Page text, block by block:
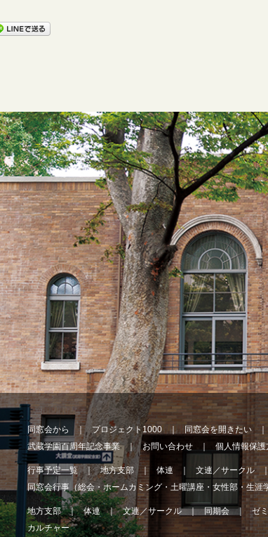
同窓会から プロジェクト1000 同窓会を開きたい
武蔵学園百周年記念事業
お問い合わせ 個人情報保護
行事予定一覧 地方支部 体連 文連／サークル
同窓会行事（総会・ホームカミング・土曜講座・女性部・生涯
地方支部 体連 文連／サークル 同期会 ゼ
カルチャー